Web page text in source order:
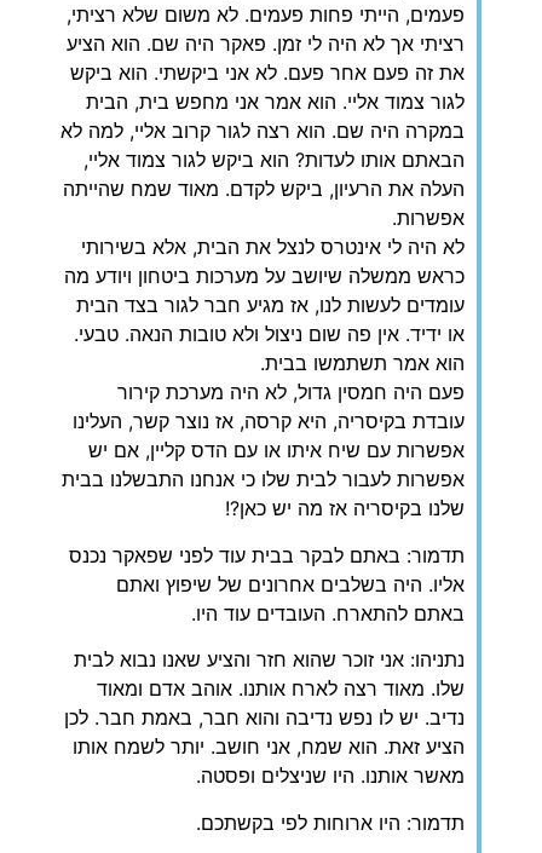
פעמים, הייתי פחות פעמים. לא משום שלא רציתי,
רציתי אך לא היה לי זמן. פאקר היה שם. הוא הציע
את זה פעם אחר פעם. לא אני ביקשתי. הוא ביקש
לגור צמוד אליי. הוא אמר אני מחפש בית, הבית
במקרה היה שם. הוא רצה לגור קרוב אליי, למה לא
הבאתם אותו לעדות? הוא ביקש לגור צמוד אליי,
העלה את הרעיון, ביקש לקדם. מאוד שמח שהייתה
אפשרות.
לא היה לי אינטרס לנצל את הבית, אלא בשירותי
כראש ממשלה שיושב על מערכות ביטחון ויודע מה
עומדים לעשות לנו, אז מגיע חבר לגור בצד הבית
או ידיד. אין פה שום ניצול ולא טובות הנאה. טבעי.
הוא אמר תשתמשו בבית.
פעם היה חמסין גדול, לא היה מערכת קירור
עובדת בקיסריה, היא קרסה, אז נוצר קשר, העלינו
אפשרות עם שיח איתו או עם הדס קליין, אם יש
אפשרות לעבור לבית שלו כי אנחנו התבשלנו בבית
שלנו בקיסריה אז מה יש כאן?!
תדמור: באתם לבקר בבית עוד לפני שפאקר נכנס
אליו. היה בשלבים אחרונים של שיפוץ ואתם
באתם להתארח. העובדים עוד היו.
נתניהו: אני זוכר שהוא חזר והציע שאנו נבוא לבית
שלו. מאוד רצה לארח אותנו. אוהב אדם ומאוד
נדיב. יש לו נפש נדיבה והוא חבר, באמת חבר. לכן
הציע זאת. הוא שמח, אני חושב. יותר לשמח אותו
מאשר אותנו. היו שניצלים ופסטה.
תדמור: היו ארוחות לפי בקשתכם.